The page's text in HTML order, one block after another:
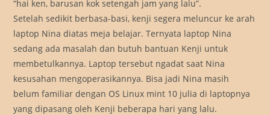
“hai ken, barusan kok setengah jam yang lalu”.
Setelah sedikit berbasa-basi, kenji segera meluncur ke arah
laptop Nina diatas meja belajar. Ternyata laptop Nina
sedang ada masalah dan butuh bantuan Kenji untuk
membetulkannya. Laptop tersebut ngadat saat Nina
kesusahan mengoperasikannya. Bisa jadi Nina masih
belum familiar dengan OS Linux mint 10 julia di laptopnya
yang dipasang oleh Kenji beberapa hari yang lalu.